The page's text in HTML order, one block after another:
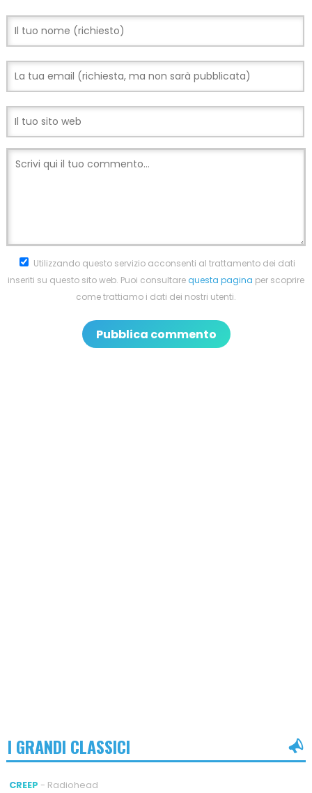
Utilizzando questo servizio acconsenti al trattamento dei dati
inseriti su questo sito web. Puoi consultarequesta pagina per scoprire
come trattiamo i dati dei nostri utenti.
I GRANDI CLASSICI
CREEP - Radiohead